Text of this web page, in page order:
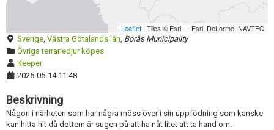
Leaflet | Tiles © Esri — Esri, DeLorme, NAVTEQ
Sverige, Västra Götalands län, Borås Municipality
Övriga terrariedjur köpes
Keeper
2026-05-14 11:48
Beskrivning
Någon i närheten som har några möss över i sin uppfödning som kanske
kan hitta hit då dottern är sugen på att ha nåt litet att ta hand om.
Aktivera annons
Inaktivera annons